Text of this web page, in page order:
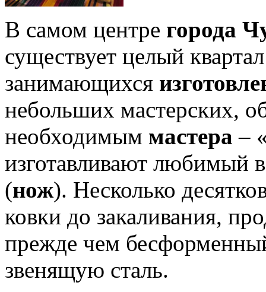
В самом центре города
существует целый
занимающихся
небольших мастерских,
необходимым мастера–
изготавливают любимый
(нож). Несколько
ковки до закаливания,
прежде чем
звенящую сталь.